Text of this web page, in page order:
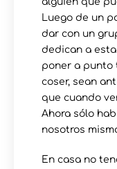
Luego de un
dar con un
dedican a
poner a punto
coser, sean
que cuando
Ahora sólo
nosotros
En casa no